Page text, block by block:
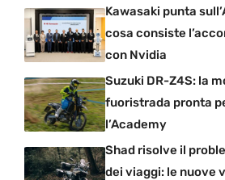
Kawasaki punta
cosa consiste
con Nvidia
Suzuki DR-Z4S: la
fuoristrada pronta
l’Academy
Shad risolve il
dei viaggi: le nuove